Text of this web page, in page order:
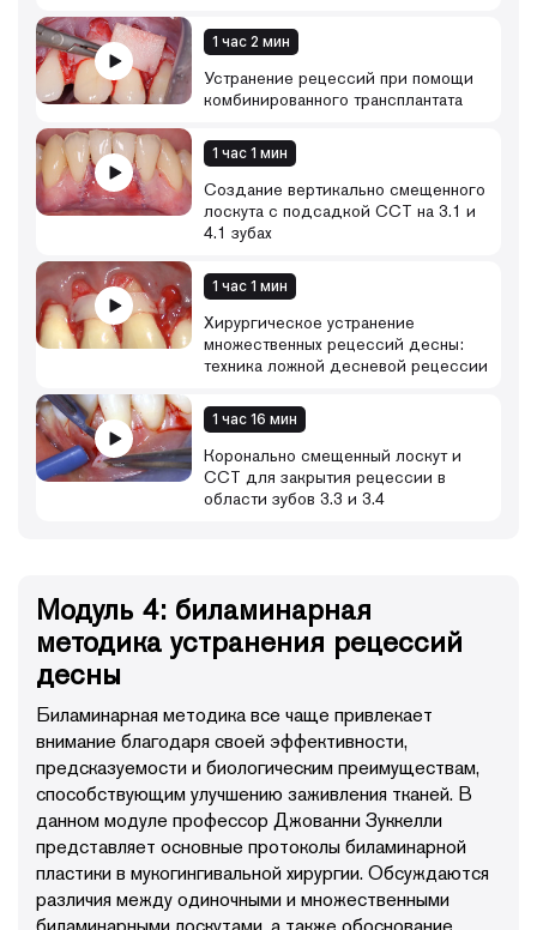
1 час 2 мин
Устранение рецессий при помощи
комбинированного трансплантата
1 час 1 мин
Создание вертикально смещенного
лоскута с подсадкой ССТ на 3.1 и
4.1 зубах
1 час 1 мин
Хирургическое устранение
множественных рецессий десны:
техника ложной десневой рецессии
1 час 16 мин
Коронально смещенный лоскут и
ССТ для закрытия рецессии в
области зубов 3.3 и 3.4
Модуль 4: биламинарная
методика устранения рецессий
десны
Биламинарная методика все чаще привлекает
внимание благодаря своей эффективности,
предсказуемости и биологическим преимуществам,
способствующим улучшению заживления тканей. В
данном модуле профессор Джованни Зуккелли
представляет основные протоколы биламинарной
пластики в мукогингивальной хирургии. Обсуждаются
различия между одиночными и множественными